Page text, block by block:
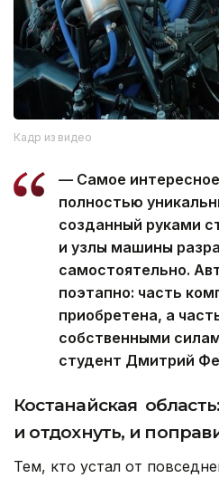
Кадр из видео
— Самое
полностью
созданный руками
и узлы машины
самостоятельно.
поэтапно: часть
приобретена, а
собственными
студент Дмитрий
Костанайская
и отдохнуть, и
Тем, кто устал от